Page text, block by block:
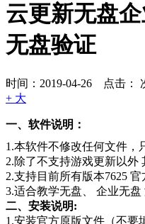
云更新无盘
无盘验证
时间：2019-04-26 点击：
+ 大
一、软件说明：
1.本软件不修改任何文件，
2.除了不支持游戏更新以外
2.支持目前所有版本7625 官
3.适合教学无盘、 企业无
二、安装说明:
1.安装官方原版文件（不要